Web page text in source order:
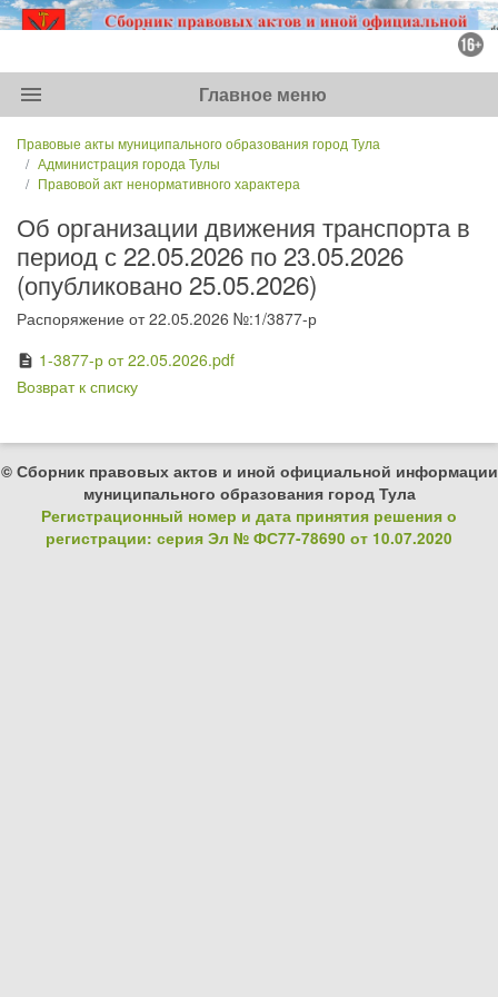
menu Главное меню
Правовые акты муниципального образования город Тула
Администрация города Тулы
Правовой акт ненормативного характера
Об организации движения транспорта в
период с 22.05.2026 по 23.05.2026
(опубликовано 25.05.2026)
Распоряжение от 22.05.2026 №:1/3877-р
description 1-3877-р от 22.05.2026.pdf
Возврат к списку
© Сборник правовых актов и иной официальной информации
муниципального образования город Тула
Регистрационный номер и дата принятия решения о
регистрации: серия Эл № ФС77-78690 от 10.07.2020